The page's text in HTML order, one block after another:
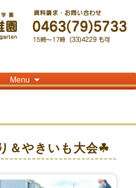
ホ学園黒部丘幼稚園」です！高麗山が見える閑静
かな環境で幼児教育を行っています
Menu
＆やきいも大会☘